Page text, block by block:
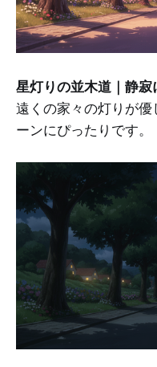
星灯りの並木道｜静
遠くの家々の灯りが
ーンにぴったりです。